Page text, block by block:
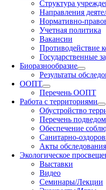
Структура
Направления
Нормативно-
Учетная политика
Вакансии
Противодействие
Государственные
Биоразнообразие
Результаты
ООПТ
Перечень ООПТ
Работа с территориями
Обустройство
Перечень
Обеспечение
Санитарно-
Акты
Экологическое
Выставки
Видео
Семинары/Лекции